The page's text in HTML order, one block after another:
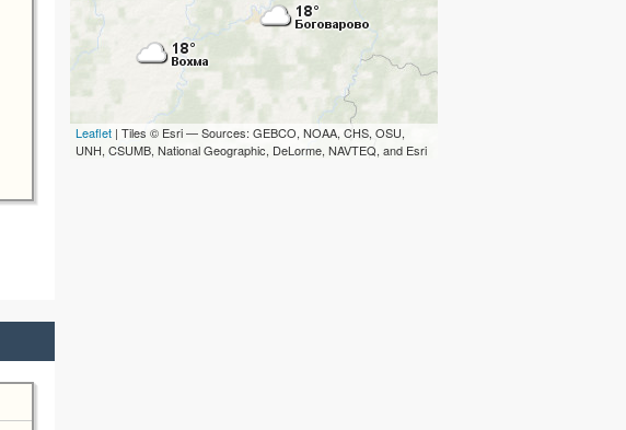
Leaflet | Tiles © Esri — Sources: GEBCO, NOAA, CHS, OSU,
UNH, CSUMB, National Geographic, DeLorme, NAVTEQ, and Esri